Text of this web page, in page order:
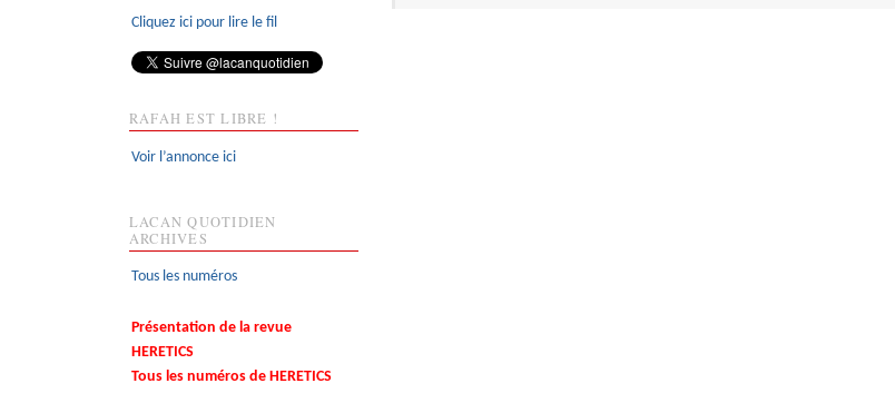
Cliquez ici pour lire le fil
RAFAH EST LIBRE !
Voir l’annonce ici
LACAN QUOTIDIEN
ARCHIVES
Tous les numéros
Présentation de la revue
HERETICS
Tous les numéros de HERETICS